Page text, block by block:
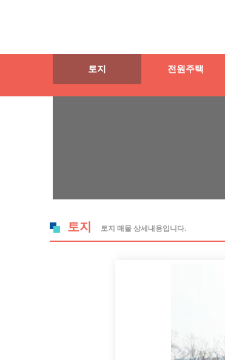
토지 전원주택
토지 토지 매물 상세내용입니다.